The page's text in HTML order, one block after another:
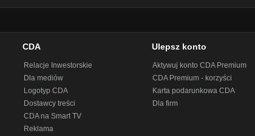
CDA
Relacje Inwestorskie
Dla mediów
Logotyp CDA
Dostawcy treści
CDA na Smart TV
Reklama
Ulepsz konto
Aktywuj konto CDA Premium
CDA Premium - korzyści
Karta podarunkowa CDA
Dla firm